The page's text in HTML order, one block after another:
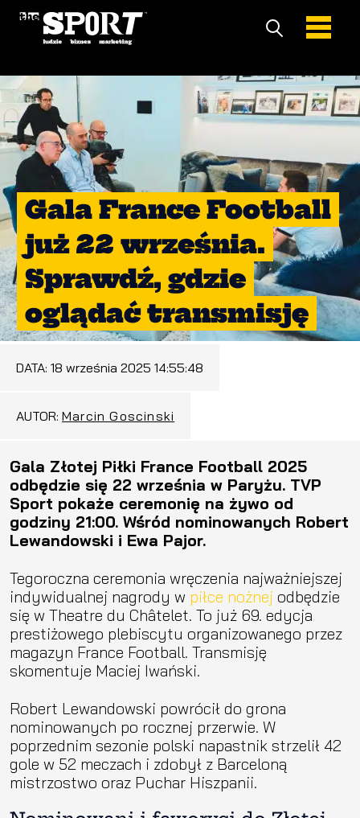
Gala France Football
już 22 września.
Sprawdź, gdzie
oglądać transmisję
DATA: 18 września 2025 14:55:48
AUTOR: Marcin Goscinski
Gala Złotej Piłki France Football 2025
odbędzie się 22 września w Paryżu. TVP
Sport pokaże ceremonię na żywo od
godziny 21:00. Wśród nominowanych Robert
Lewandowski i Ewa Pajor.
Tegoroczna ceremonia wręczenia najważniejszej
indywidualnej nagrody w piłce nożnej odbędzie
się w Theatre du Châtelet. To już 69. edycja
prestiżowego plebiscytu organizowanego przez
magazyn France Football. Transmisję
skomentuje Maciej Iwański.
Robert Lewandowski powrócił do grona
nominowanych po rocznej przerwie. W
poprzednim sezonie polski napastnik strzelił 42
gole w 52 meczach i zdobył z Barceloną
mistrzostwo oraz Puchar Hiszpanii.